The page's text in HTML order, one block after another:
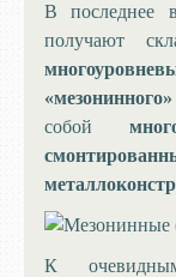
В последнее
получают
собой
К